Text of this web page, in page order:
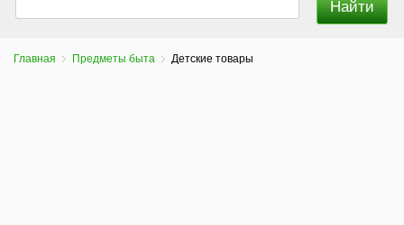
Главная Предметы быта Детские товары